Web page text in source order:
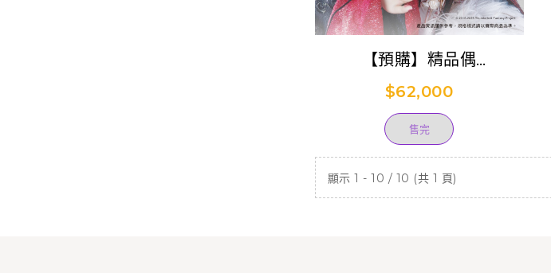
【預購】精品偶
《Thunderbolt Fantasy
Project》刑亥 (已結束預
購)
$62,000
售完
顯示 1 - 10 / 10 (共 1 頁)